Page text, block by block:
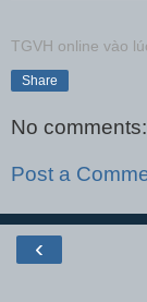
TGVH online vào
Share
No comments:
Post a
‹